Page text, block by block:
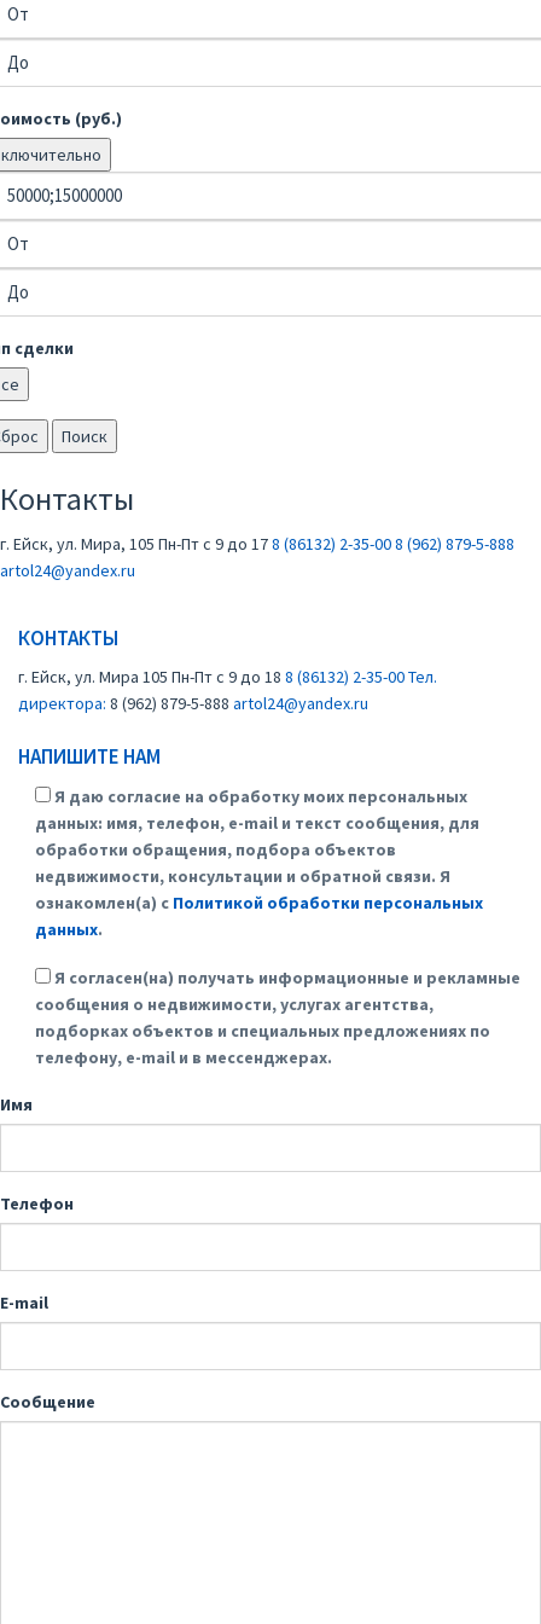
(руб.)
сделки
Поиск
Контакты
г. Ейск, ул. Мира, 105 Пн-Пт с 9 до 178 (86132) 2-35-008 (962) 879-5-888
artol24@yandex.ru
КОНТАКТЫ
г. Ейск, ул. Мира 105 Пн-Пт с 9 до 18 8 (86132) 2-35-00Тел.
директора: 8 (962) 879-5-888 artol24@yandex.ru
НАПИШИТЕ НАМ
Я даю согласие на обработку моих персональных
данных: имя, телефон, e-mail и текст сообщения, для
обработки обращения, подбора объектов
недвижимости, консультации и обратной связи. Я
ознакомлен(а) с Политикой обработки персональных
данных.
Я согласен(на) получать информационные и рекламные
сообщения о недвижимости, услугах агентства,
подборках объектов и специальных предложениях по
телефону, e-mail и в мессенджерах.
Имя
Телефон
E-mail
Сообщение